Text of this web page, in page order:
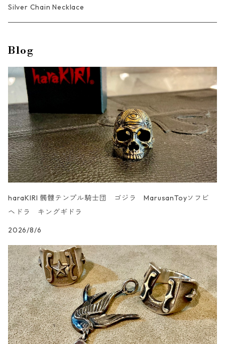
unisex
Bracelet
Cuff Links & Lapel Pin
UN _SMOOTH
ShortWallet
LeatherTray
Pendant
Gaboratory collaboration
Silver Chain Necklace
Blog
haraKIRI 髑髏テンプル騎士団 ゴジラ MarusanToyソフビ
ヘドラ キングギドラ
2026/8/6